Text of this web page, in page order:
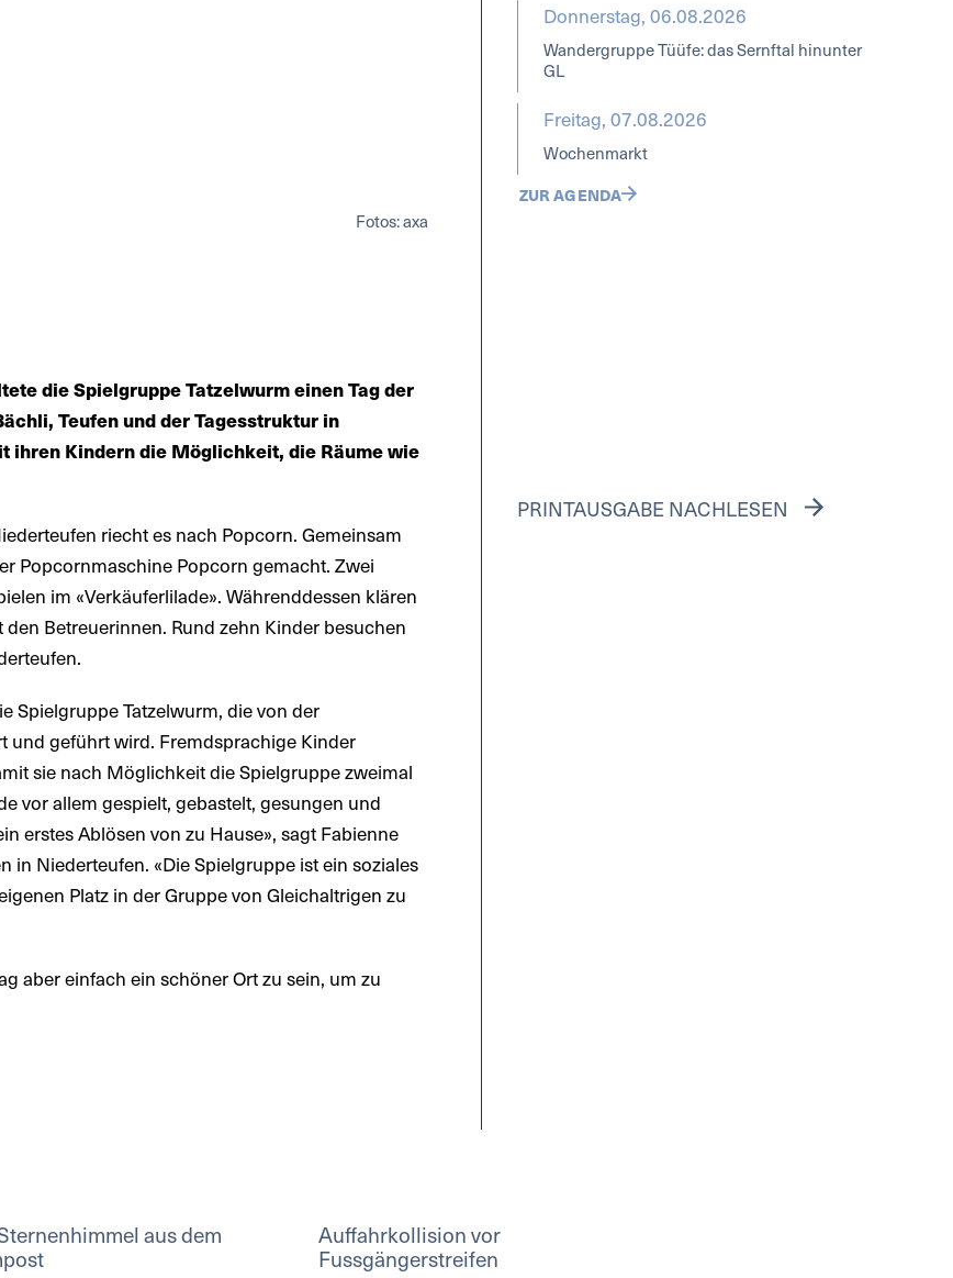
Fotos: axa
die Spielgruppe Tatzelwurm einen Tag der
Teufen und der Tagesstruktur in
ihren Kindern die Möglichkeit, die Räume wie
riecht es nach Popcorn. Gemeinsam
Popcornmaschine Popcorn gemacht. Zwei
im «Verkäuferlilade». Währenddessen klären
Betreuerinnen. Rund zehn Kinder besuchen
Spielgruppe Tatzelwurm, die von der
und geführt wird. Fremdsprachige Kinder
sie nach Möglichkeit die Spielgruppe zweimal
vor allem gespielt, gebastelt, gesungen und
erstes Ablösen von zu Hause», sagt Fabienne
in Niederteufen. «Die Spielgruppe ist ein soziales
Platz in der Gruppe von Gleichaltrigen zu
aber einfach ein schöner Ort zu sein, um zu
Donnerstag, 06.08.2026
Wandergruppe Tüüfe: das Sernftal hinunter
GL
Freitag, 07.08.2026
Wochenmarkt
ZUR AGENDA
PRINTAUSGABE NACHLESEN
aus dem
Auffahrkollision vor
Fussgängerstreifen